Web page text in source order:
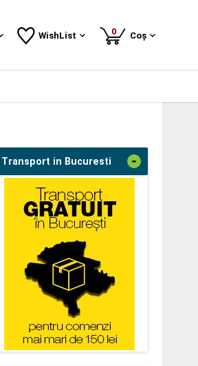
WishList 0produse
Coș
Transport in Bucuresti -